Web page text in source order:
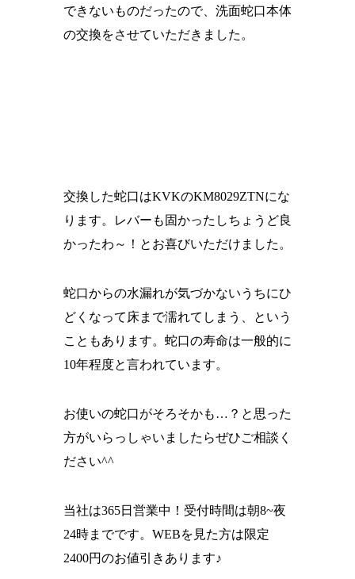
できないものだったので、洗面蛇口本体
の交換をさせていただきました。
交換した蛇口はKVKのKM8029ZTNにな
ります。レバーも固かったしちょうど良
かったわ～！とお喜びいただけました。
蛇口からの水漏れが気づかないうちにひ
どくなって床まで濡れてしまう、という
こともあります。蛇口の寿命は一般的に
10年程度と言われています。
お使いの蛇口がそろそかも…？と思った
方がいらっしゃいましたらぜひご相談く
ださい^^
当社は365日営業中！受付時間は朝8~夜
24時までです。WEBを見た方は限定
2400円のお値引きあります♪